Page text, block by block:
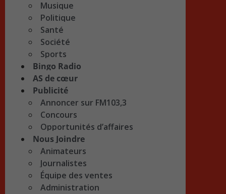
Musique
Politique
Santé
Société
Sports
Bingo Radio
AS de cœur
Publicité
Annoncer sur FM103,3
Concours
Opportunités d’affaires
Nous Joindre
Animateurs
Journalistes
Équipe des ventes
Administration